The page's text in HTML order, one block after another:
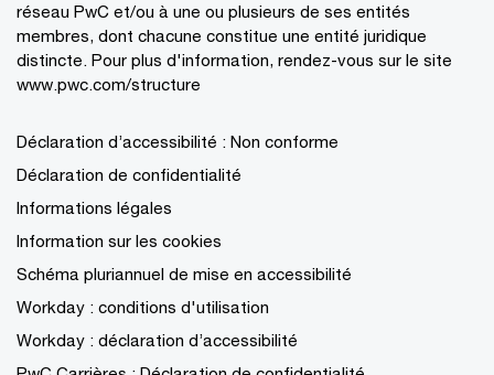
réseau PwC et/ou à une ou plusieurs de ses entités
membres, dont chacune constitue une entité juridique
distincte. Pour plus d'information, rendez-vous sur le site
www.pwc.com/structure
Déclaration d’accessibilité : Non conforme
Déclaration de confidentialité
Informations légales
Information sur les cookies
Schéma pluriannuel de mise en accessibilité
Workday : conditions d'utilisation
Workday : déclaration d’accessibilité